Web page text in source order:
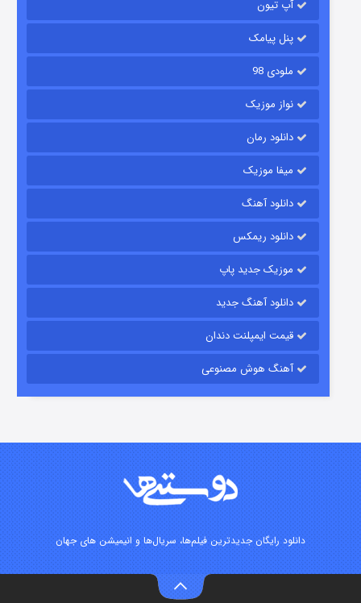
قسمت
قسمت۲ (دوبله) منتشر شد
آپ تیون
پنل پیامک
ملودی 98
نواز موزیک
دانلود رمان
میفا موزیک
دانلود آهنگ
دانلود ریمکس
موزیک جدید پاپ
دانلود آهنگ جدید
قیمت ایمپلنت دندان
آهنگ هوش مصنوعی
دانلود رایگان جدیدترین فیلم‌ها، سریال‌ها و انیمیشن های جهان